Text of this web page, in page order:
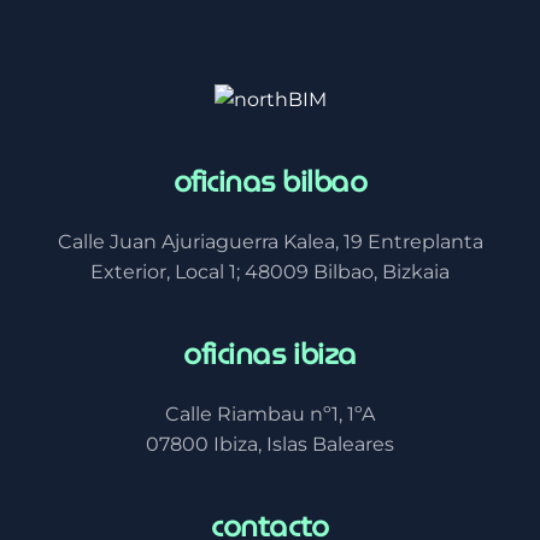
oficinas bilbao
Exterior, Local 1; 48009 Bilbao, Bizkaia